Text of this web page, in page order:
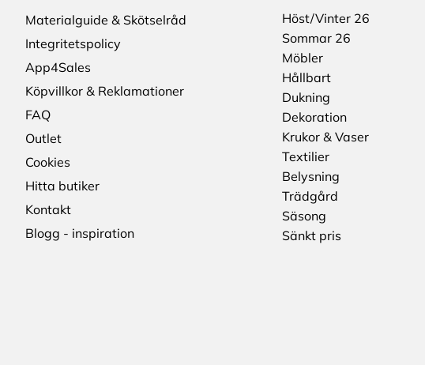
Materialguide & Skötselråd
Integritetspolicy
App4Sales
Köpvillkor & Reklamationer
FAQ
Outlet
Cookies
Hitta butiker
Kontakt
Blogg - inspiration
Höst/Vinter 26
Sommar 26
Möbler
Hållbart
Dukning
Dekoration
Krukor & Vaser
Textilier
Belysning
Trädgård
Säsong
Sänkt pris